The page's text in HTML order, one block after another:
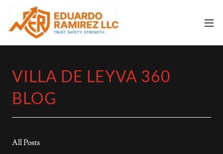
VILLA DE LEYVA 360
BLOG
All Posts